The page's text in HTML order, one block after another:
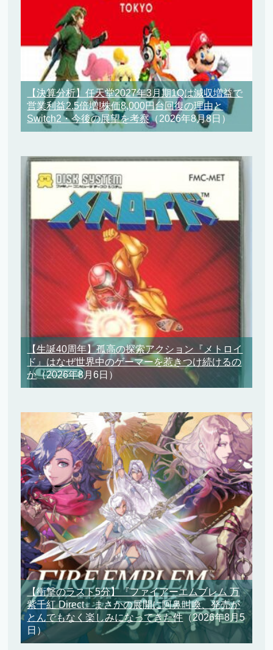
【決算分析】任天堂2027年3月期1Qは減収増益で
営業利益2.5倍増!株価8,000円台回復の理由と
Switch2・今後の展望を考察（2026年8月8日）
【生誕40周年】孤高の探索アクション『メトロイ
ド』はなぜ世界中のゲーマーを惹きつけ続けるの
か（2026年8月6日）
【衝撃のラスト5分】『ファイアーエムブレム 万
紫千紅 Direct』まさかの展開に阿鼻叫喚、発売が
とんでもなく楽しみになってきた件（2026年8月5
日）